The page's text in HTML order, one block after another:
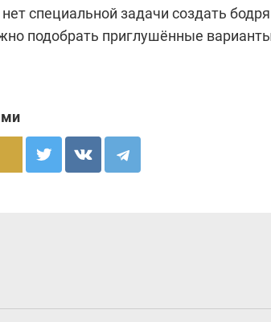
специальной задачи создать
подобрать приглушённые